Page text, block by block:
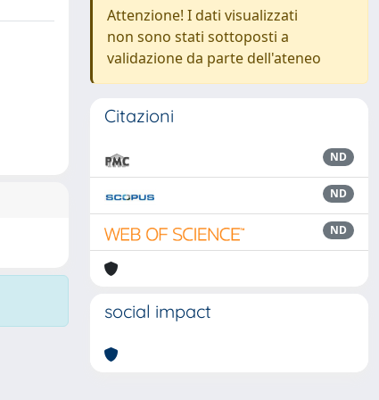
Attenzione! I dati visualizzati
non sono stati sottoposti a
validazione da parte dell'ateneo
Citazioni
ND
ND
ND
social impact